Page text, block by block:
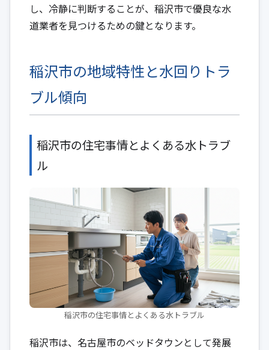
し、冷静に判断することが、稲沢市で優良な水
道業者を見つけるための鍵となります。
稲沢市の地域特性と水回りトラ
ブル傾向
稲沢市の住宅事情とよくある水トラブ
ル
稲沢市の住宅事情とよくある水トラブル
稲沢市は、名古屋市のベッドタウンとして発展